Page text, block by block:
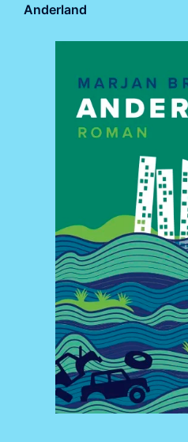
Anderland